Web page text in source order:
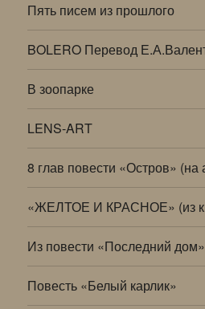
Пять писем из прошлого
BOLERO Перевод
В зоопарке
LENS-ART
8 глав повести «Остров» (на
«ЖЕЛТОЕ И КРАСНОЕ» (из
Из повести «Последний дом»
Повесть «Белый карлик»